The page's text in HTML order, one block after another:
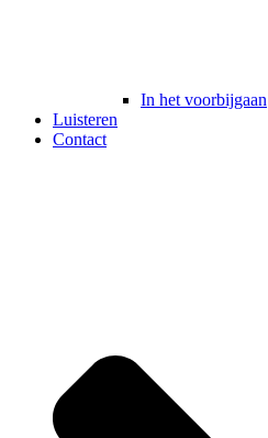
In het voorbijgaan
Luisteren
Contact